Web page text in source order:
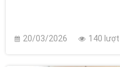
20/03/2026 140